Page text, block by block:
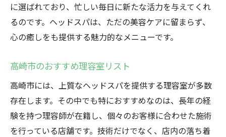
頭皮の状態を整える専門的ケア
理容室での美髪を目指したケア方法
心身の健康を支える高崎市で理容室のヘッドス
パを試す理由
健康維持に役立つヘッドスパの秘密
理容室でのヘッドスパがもたらす利点
心身の調和を目指す理容室の技
に選ばれており、忙しい毎日に新たな活力を与えてくれ
るのです。ヘッドスパは、ただの美容ケアに留まらず、
心の癒しをも提供する魅力的なメニューです。
高崎市のおすすめ理容室リスト
高崎市には、上質なヘッドスパを提供する理容室が多数
存在します。その中でも特におすすめなのは、長年の経
験を持つ理容師が在籍し、個々のお客様に合わせた施術
を行っている店舗です。技術だけでなく、店内の落ち着